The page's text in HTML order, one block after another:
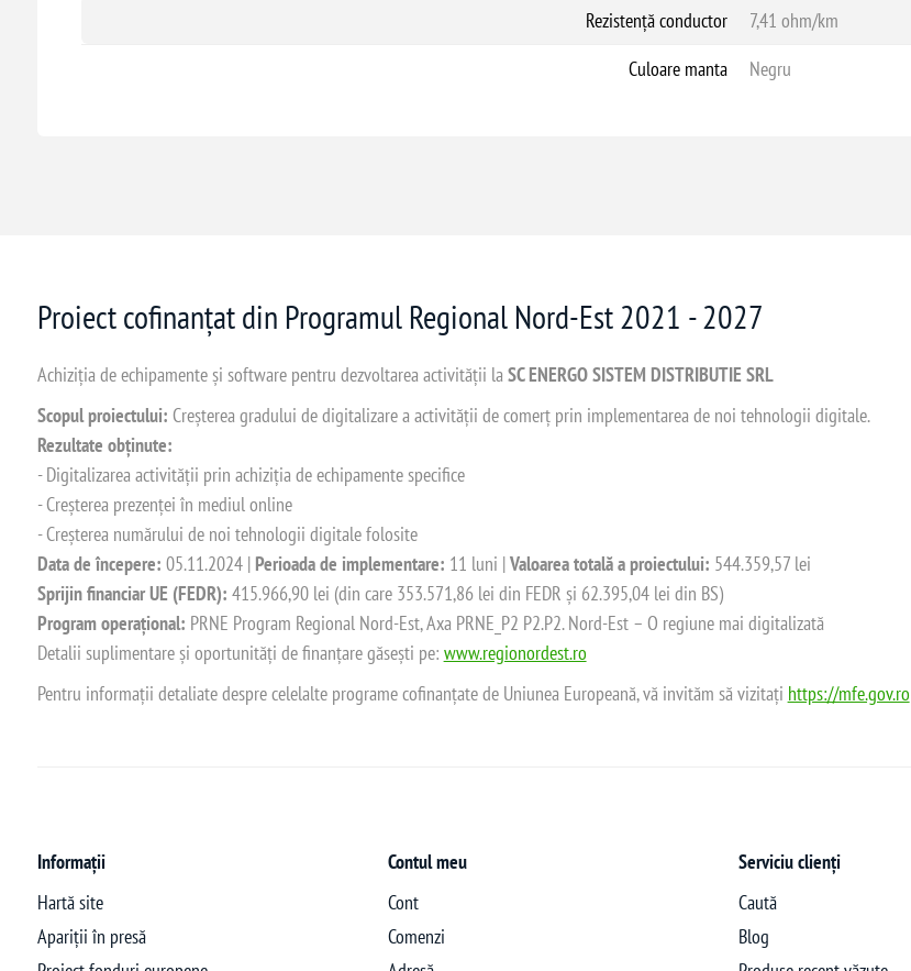
Rezistență conductor
7,41 ohm/km
Culoare manta
Negru
Proiect cofinanțat din Programul Regional Nord-Est 2021 - 2027
Achiziția de echipamente și software pentru dezvoltarea activității laSC ENERGO SISTEM DISTRIBUTIE SRL
Scopul proiectului: Creșterea gradului de digitalizare a activității de comerț prin implementarea de noi tehnologii digitale.
Rezultate obținute:
- Digitalizarea activității prin achiziția de echipamente specifice
- Creșterea prezenței în mediul online
- Creșterea numărului de noi tehnologii digitale folosite
Data de începere: 05.11.2024 | Perioada de implementare: 11 luni |Valoarea totală a proiectului: 544.359,57 lei
Sprijin financiar UE (FEDR): 415.966,90 lei (din care 353.571,86 lei din FEDR și 62.395,04 lei din BS)
Program operațional: PRNE Program Regional Nord-Est, Axa PRNE_P2 P2.P2. Nord-Est – O regiune mai digitalizată
Detalii suplimentare și oportunități de finanțare găsești pe: www.regionordest.ro
Pentru informații detaliate despre celelalte programe cofinanțate de Uniunea Europeană, vă invităm să vizitați https://mfe.gov.ro
Informații
Hartă site
Apariții în presă
Contul meu
Cont
Comenzi
Serviciu clienți
Caută
Blog